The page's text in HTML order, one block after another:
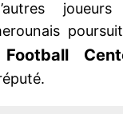
joueurs